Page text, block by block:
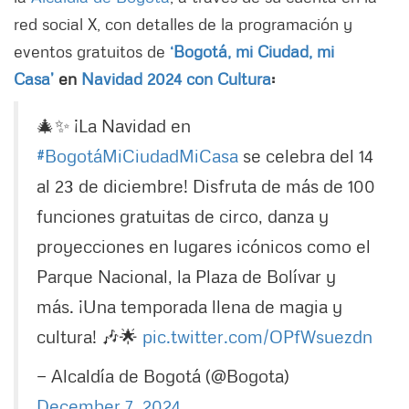
red social X, con detalles de la programación y
eventos gratuitos de ‘Bogotá, mi Ciudad, mi
Casa’ en Navidad 2024 con Cultura:
🎄✨ ¡La Navidad en
#BogotáMiCiudadMiCasa se celebra del 14
al 23 de diciembre! Disfruta de más de 100
funciones gratuitas de circo, danza y
proyecciones en lugares icónicos como el
Parque Nacional, la Plaza de Bolívar y
más. ¡Una temporada llena de magia y
cultura! 🎶🌟 pic.twitter.com/OPfWsuezdn
— Alcaldía de Bogotá (@Bogota)